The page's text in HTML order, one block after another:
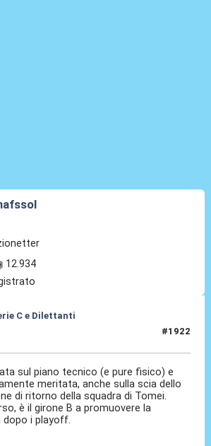
12.934
C e Dilettanti
#1922
sul piano tecnico (e pure fisico) e
meritata, anche sulla scia dello
di ritorno della squadra di Tomei.
è il girone B a promuovere la
dopo i playoff.